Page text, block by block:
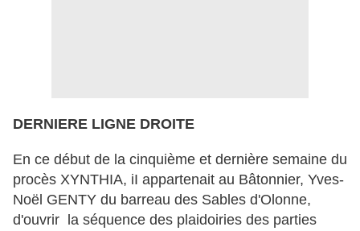
DERNIERE LIGNE DROITE
En ce début de la cinquième et dernière semaine du
procès XYNTHIA, iI appartenait au Bâtonnier, Yves-
Noël GENTY du barreau des Sables d'Olonne,
d'ouvrir la séquence des plaidoiries des parties